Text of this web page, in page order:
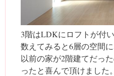
3階はLDKにロフトが付い
数えてみると6層の空間に
以前の家が2階建てだっ
ったと喜んで頂けました。